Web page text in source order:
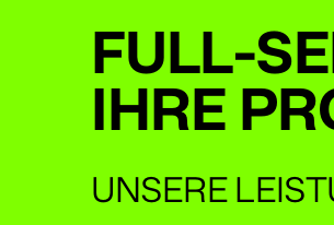
FULL-
IHRE
UNSERE